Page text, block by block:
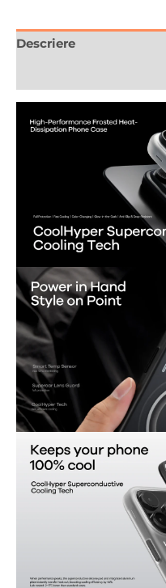
Descriere